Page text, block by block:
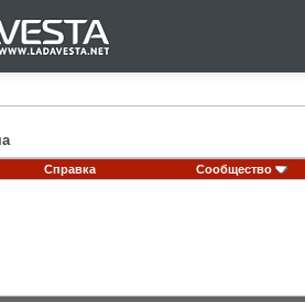
Справка Сообщество